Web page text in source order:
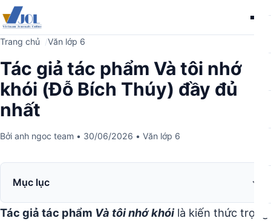
Trang chủ Văn lớp 6
Tác giả tác phẩm Và tôi nhớ
khói (Đỗ Bích Thúy) đầy đủ
nhất
Bởi anh ngoc team • 30/06/2026 • Văn lớp 6
Mục lục
Tác giả tác phẩm Và tôi nhớ khói là kiến thức trọng